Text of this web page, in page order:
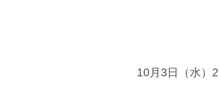
10月3日（水